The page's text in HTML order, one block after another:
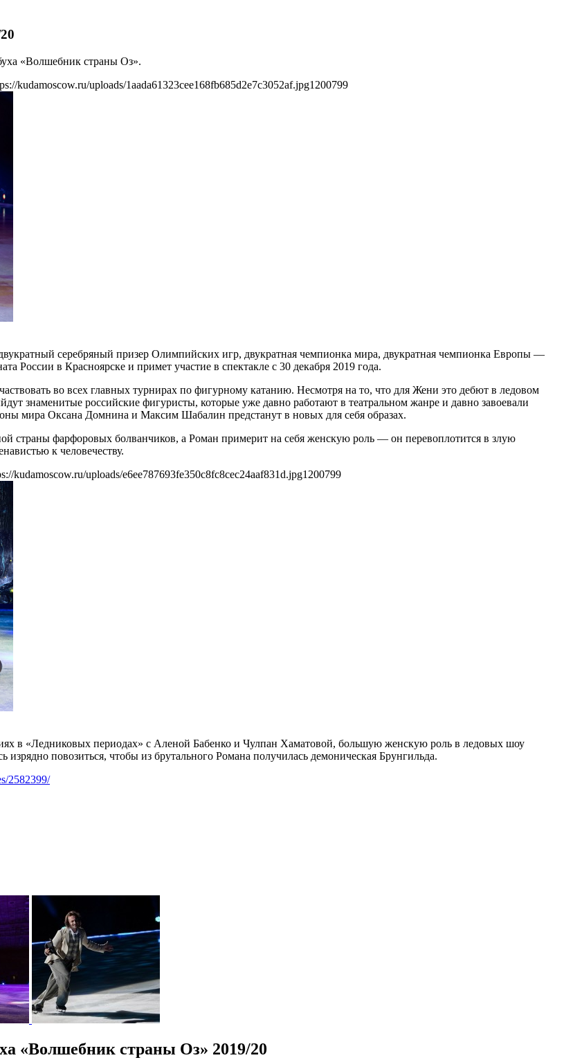
«Волшебник страны Оз».
kudamoscow.ru/uploads/1aada61323cee168fb685d2e7c3052af.jpg1200799
серебряный призер Олимпийских игр, двукратная чемпионка мира, двукратная чемпионка Европы —
России в Красноярске и примет участие в спектакле с 30 декабря 2019 года.
во всех главных турнирах по фигурному катанию. Несмотря на то, что для Жени это дебют в ледовом
знаменитые российские фигуристы, которые уже давно работают в театральном жанре и давно завоевали
мира Оксана Домнина и Максим Шабалин предстанут в новых для себя образах.
страны фарфоровых болванчиков, а Роман примерит на себя женскую роль — он перевоплотится в злую
к человечеству.
kudamoscow.ru/uploads/e6ee787693fe350c8fc8cec24aaf831d.jpg1200799
в «Ледниковых периодах» с Аленой Бабенко и Чулпан Хаматовой, большую женскую роль в ледовых шоу
повозиться, чтобы из брутального Романа получилась демоническая Брунгильда.
2582399/
«Волшебник страны Оз» 2019/20